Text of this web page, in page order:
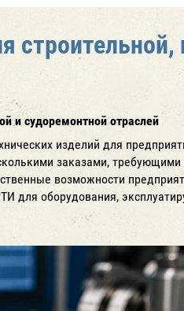
и судоремонтной отраслей
изделий для
заказами, требующими
возможности
для оборудования,